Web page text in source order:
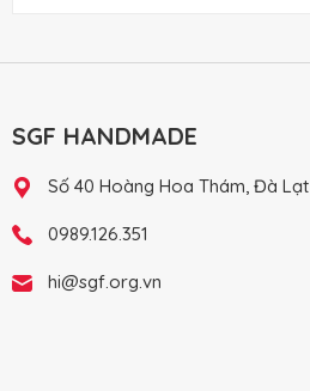
SGF HANDMADE
Số 40 Hoàng Hoa Thám, Đà Lạt
0989.126.351
hi@sgf.org.vn